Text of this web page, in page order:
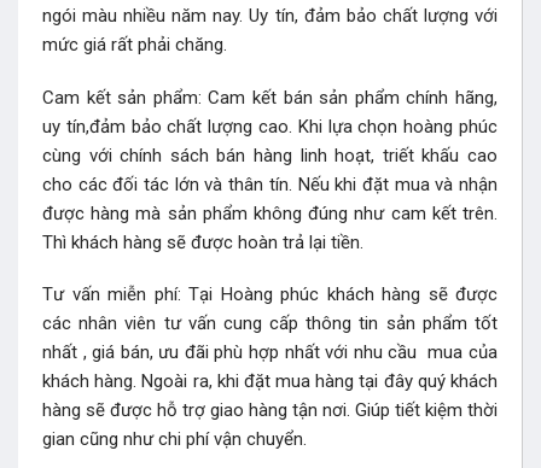
ngói màu nhiều năm nay. Uy tín, đảm bảo chất lượng với
mức giá rất phải chăng.
Cam kết sản phẩm: Cam kết bán sản phẩm chính hãng,
uy tín,đảm bảo chất lượng cao. Khi lựa chọn hoàng phúc
cùng với chính sách bán hàng linh hoạt, triết khấu cao
cho các đối tác lớn và thân tín. Nếu khi đặt mua và nhận
được hàng mà sản phẩm không đúng như cam kết trên.
Thì khách hàng sẽ được hoàn trả lại tiền.
Tư vấn miễn phí: Tại Hoàng phúc khách hàng sẽ được
các nhân viên tư vấn cung cấp thông tin sản phẩm tốt
nhất , giá bán, ưu đãi phù hợp nhất với nhu cầu mua của
khách hàng. Ngoài ra, khi đặt mua hàng tại đây quý khách
hàng sẽ được hỗ trợ giao hàng tận nơi. Giúp tiết kiệm thời
gian cũng như chi phí vận chuyển.